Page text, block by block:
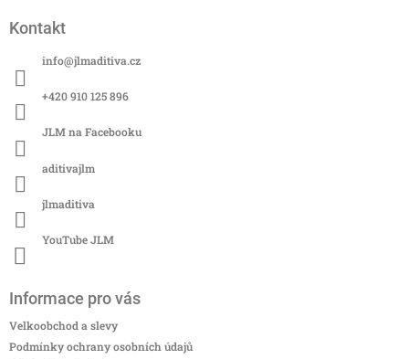
Kontakt
info@jlmaditiva.cz
+420 910 125 896
JLM na Facebooku
aditivajlm
jlmaditiva
YouTube JLM
Informace pro vás
Velkoobchod a slevy
Podmínky ochrany osobních údajů